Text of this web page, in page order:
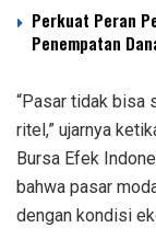
Perkuat Peran
Penempatan
“Pasar tidak bisa
ritel,” ujarnya
Bursa Efek
bahwa pasar
dengan kondisi